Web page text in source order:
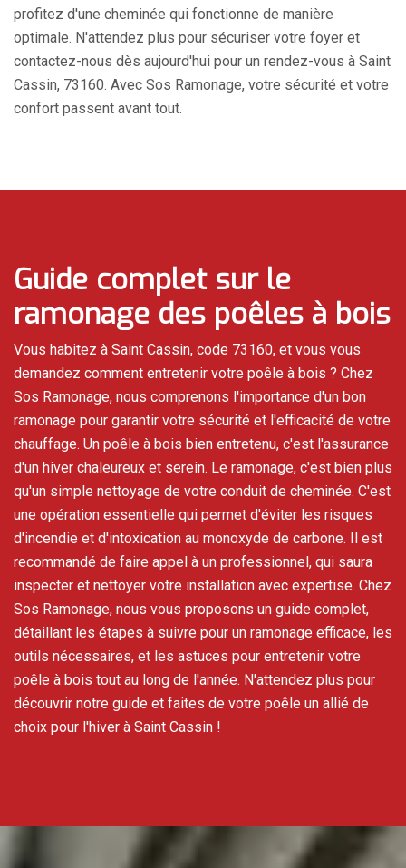
profitez d'une cheminée qui fonctionne de manière
optimale. N'attendez plus pour sécuriser votre foyer et
contactez-nous dès aujourd'hui pour un rendez-vous à Saint
Cassin, 73160. Avec Sos Ramonage, votre sécurité et votre
confort passent avant tout.
Guide complet sur le
ramonage des poêles à bois
Vous habitez à Saint Cassin, code 73160, et vous vous
demandez comment entretenir votre poêle à bois ? Chez
Sos Ramonage, nous comprenons l'importance d'un bon
ramonage pour garantir votre sécurité et l'efficacité de votre
chauffage. Un poêle à bois bien entretenu, c'est l'assurance
d'un hiver chaleureux et serein. Le ramonage, c'est bien plus
qu'un simple nettoyage de votre conduit de cheminée. C'est
une opération essentielle qui permet d'éviter les risques
d'incendie et d'intoxication au monoxyde de carbone. Il est
recommandé de faire appel à un professionnel, qui saura
inspecter et nettoyer votre installation avec expertise. Chez
Sos Ramonage, nous vous proposons un guide complet,
détaillant les étapes à suivre pour un ramonage efficace, les
outils nécessaires, et les astuces pour entretenir votre
poêle à bois tout au long de l'année. N'attendez plus pour
découvrir notre guide et faites de votre poêle un allié de
choix pour l'hiver à Saint Cassin !